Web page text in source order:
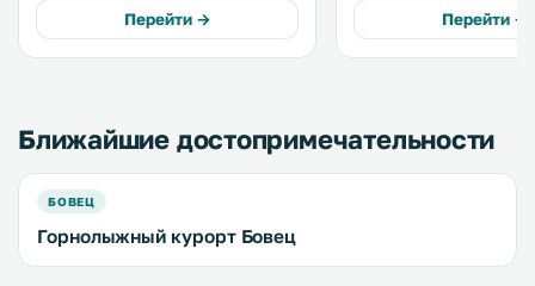
предоставляется бесплатный WiFi.
Расстояние от комплекса до
канатной дороги Вогель
Перейти →
балкон, бесплатный Wi-
бесплатная частная
Перейти →
Ближайшие достопримечательности
БОВЕЦ
Горнолыжный курорт Бовец